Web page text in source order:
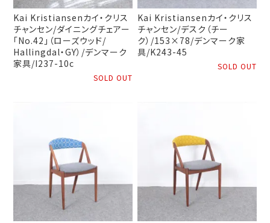
Kai Kristiansenカイ・クリス
チャンセン/ダイニングチェアー
「No.42」（ローズウッド/
Hallingdal・GY）/デンマーク
家具/I237-10c
SOLD OUT
Kai Kristiansenカイ・クリス
チャンセン/デスク（チー
ク）/153×78/デンマーク家
具/K243-45
SOLD OUT